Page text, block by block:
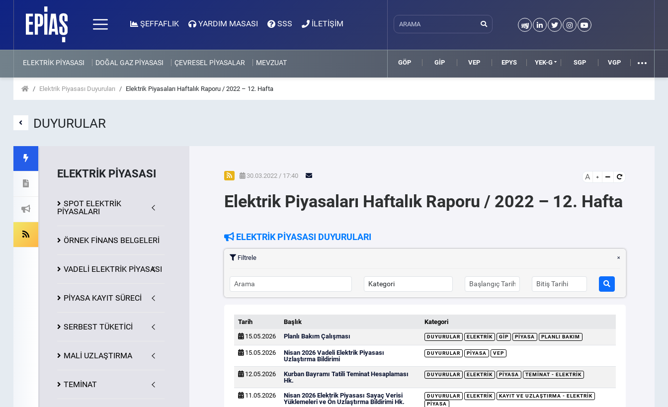
ŞEFFAFLIK YARDIM MASASI SSS İLETİŞİM
ELEKTRİK PİYASASI DOĞAL GAZ PİYASASI ÇEVRESEL PİYASALAR MEVZUAT GÖP GİP VEP EPYS YEK-G SGP VGP
Elektrik Piyasası Duyuruları Elektrik Piyasaları Haftalık Raporu / 2022 – 12. Hafta
DUYURULAR
ELEKTRİK PİYASASI
SPOT ELEKTRİK
PİYASALARI
ÖRNEK FİNANS BELGELERİ
VADELİ ELEKTRİK PİYASASI
PİYASAKAYIT SÜRECİ
SERBEST TÜKETİCİ
MALİ UZLAŞTIRMA
TEMİNAT
30.03.2022 / 17:40 A
Elektrik Piyasaları Haftalık Raporu / 2022 – 12. Hafta
ELEKTRİK PİYASASI DUYURULARI
Filtrele
Tarih Başlık
Kategori
15.05.2026
Planlı Bakım Çalışması DUYURULAR ELEKTRIK GİP PIYASA PLANLI BAKIM
15.05.2026
Nisan 2026 Vadeli Elektrik Piyasası
Uzlaştırma Bildirimi
DUYURULAR PIYASA VEP
12.05.2026
Kurban Bayramı Tatili Teminat Hesaplaması
Hk.
DUYURULAR ELEKTRIK PIYASA TEMINAT - ELEKTRIK
11.05.2026
Nisan 2026 Elektrik Piyasası Sayaç Verisi
Yüklemeleri ve Ön Uzlaştırma Bildirimi Hk.
DUYURULAR ELEKTRIK
KAYIT VE UZLAŞTIRMA - ELEKTRIK
PIYASA